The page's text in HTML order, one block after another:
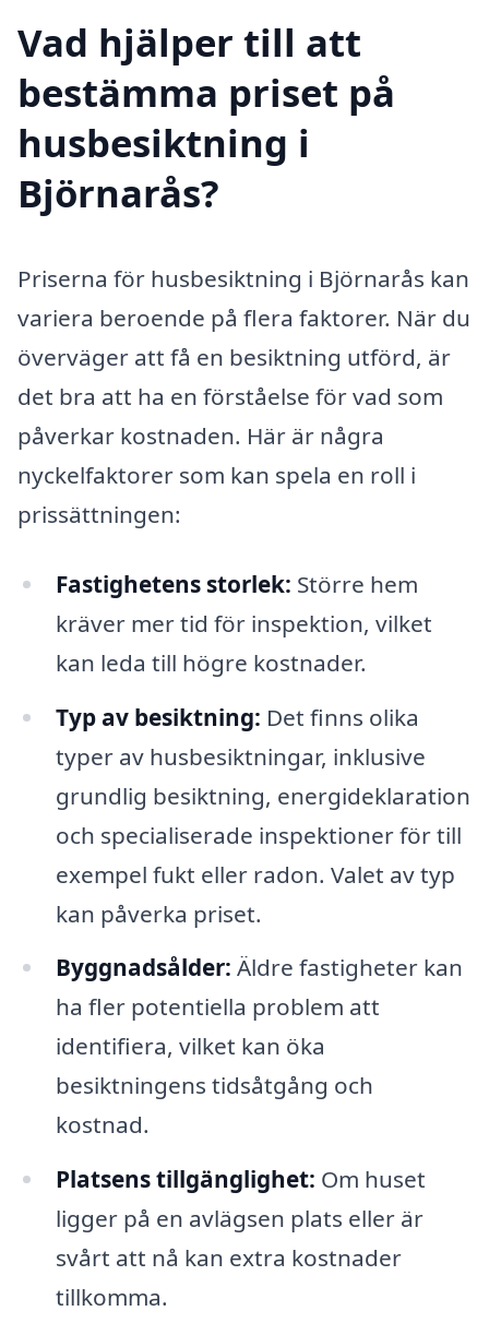
Vad hjälper till att
bestämma priset på
husbesiktning i
Björnarås?
Priserna för husbesiktning i Björnarås kan
variera beroende på flera faktorer. När du
överväger att få en besiktning utförd, är
det bra att ha en förståelse för vad som
påverkar kostnaden. Här är några
nyckelfaktorer som kan spela en roll i
prissättningen:
Fastighetens storlek: Större hem
kräver mer tid för inspektion, vilket
kan leda till högre kostnader.
Typ av besiktning: Det finns olika
typer av husbesiktningar, inklusive
grundlig besiktning, energideklaration
och specialiserade inspektioner för till
exempel fukt eller radon. Valet av typ
kan påverka priset.
Byggnadsålder: Äldre fastigheter kan
ha fler potentiella problem att
identifiera, vilket kan öka
besiktningens tidsåtgång och
kostnad.
Platsens tillgänglighet: Om huset
ligger på en avlägsen plats eller är
svårt att nå kan extra kostnader
tillkomma.